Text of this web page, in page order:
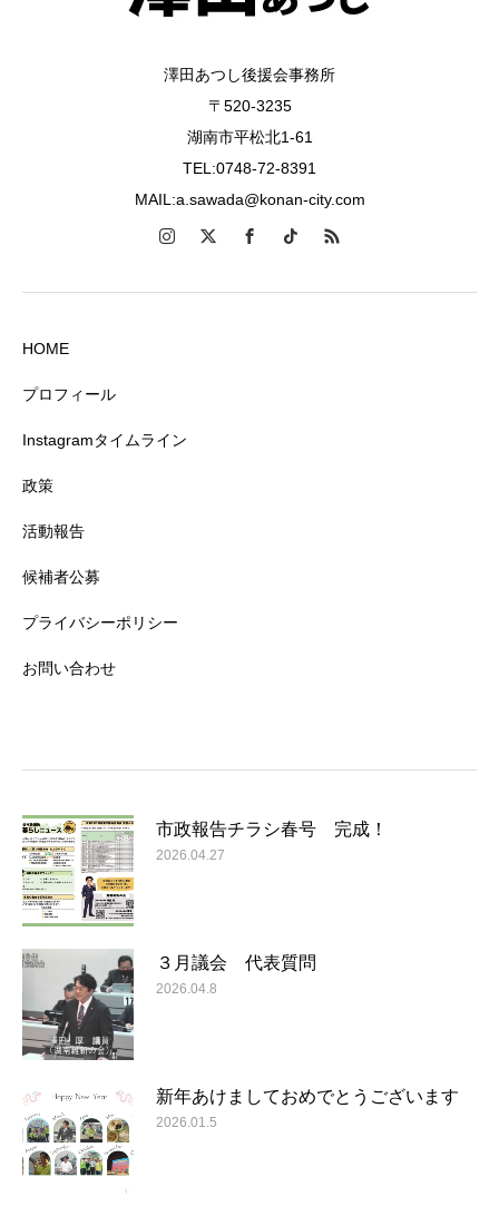
澤田あつし後援会事務所
〒520-3235
湖南市平松北1-61
TEL:0748-72-8391
MAIL:a.sawada@konan-city.com
HOME
プロフィール
Instagramタイムライン
政策
活動報告
候補者公募
プライバシーポリシー
お問い合わせ
市政報告チラシ春号 完成！
2026.04.27
３月議会 代表質問
2026.04.8
新年あけましておめでとうございます
2026.01.5